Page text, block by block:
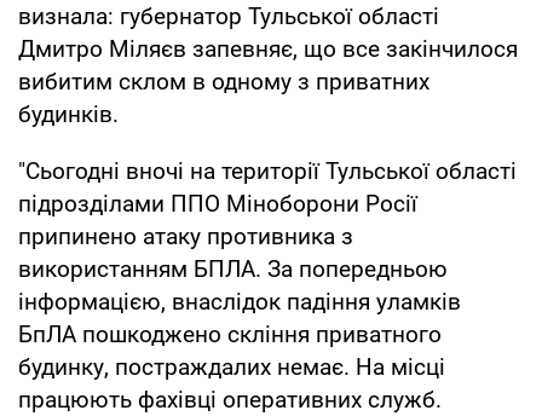
визнала: губернатор Тульської області
Дмитро Міляєв запевняє, що все закінчилося
вибитим склом в одному з приватних
будинків.
"Сьогодні вночі на території Тульської області
підрозділами ППО Міноборони Росії
припинено атаку противника з
використанням БПЛА. За попередньою
інформацією, внаслідок падіння уламків
БпЛА пошкоджено скління приватного
будинку, постраждалих немає. На місці
працюють фахівці оперативних служб.